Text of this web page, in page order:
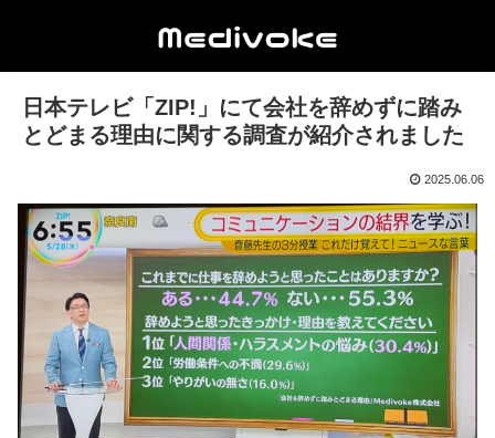
日本テレビ「ZIP!」にて会社を辞めずに踏み
とどまる理由に関する調査が紹介されました
2025.06.06